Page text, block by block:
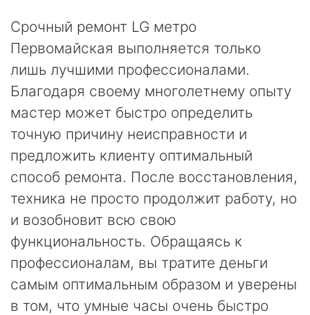
Срочный ремонт LG метро
Первомайская выполняется только
лишь лучшими профессионалами.
Благодаря своему многолетнему опыту
мастер может быстро определить
точную причину неисправности и
предложить клиенту оптимальный
способ ремонта. После восстановления,
техника не просто продолжит работу, но
и возобновит всю свою
функциональность. Обращаясь к
профессионалам, вы тратите деньги
самым оптимальным образом и уверены
в том, что умные часы очень быстро